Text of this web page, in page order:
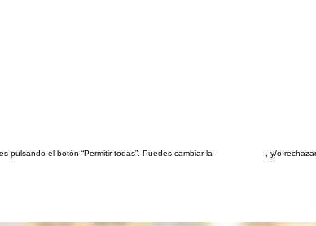
pulsando el botón “Permitir todas”. Puedes cambiar la
, y/o